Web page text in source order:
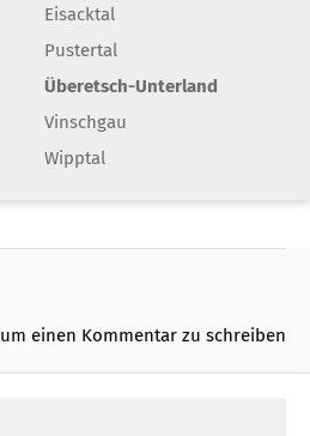
Eisacktal
Pustertal
Überetsch-Unterland
Vinschgau
Wipptal
um einen Kommentar zu schreiben